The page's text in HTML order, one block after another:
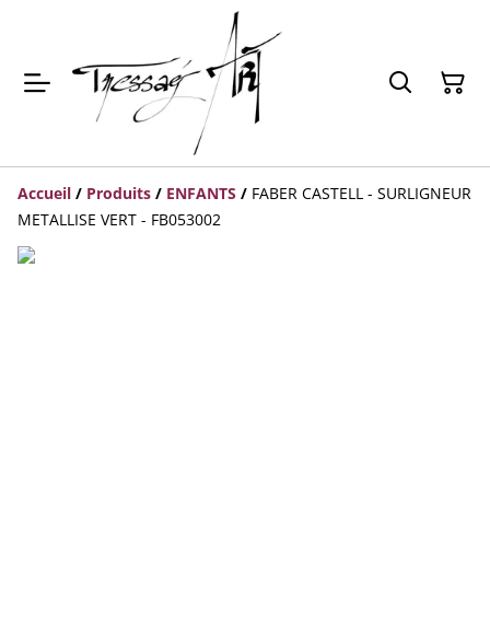
Accueil / Produits / ENFANTS / FABER CASTELL - SURLIGNEUR
METALLISE VERT - FB053002